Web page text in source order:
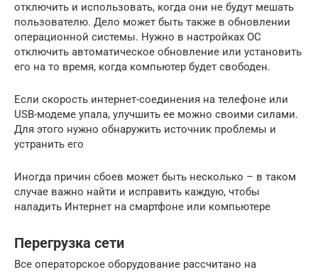
отключить и использовать, когда они не будут мешать
пользователю. Дело может быть также в обновлении
операционной системы. Нужно в настройках ОС
отключить автоматическое обновление или установить
его на то время, когда компьютер будет свободен.
Если скорость интернет-соединения на телефоне или
USB-модеме упала, улучшить ее можно своими силами.
Для этого нужно обнаружить источник проблемы и
устранить его
Иногда причин сбоев может быть несколько – в таком
случае важно найти и исправить каждую, чтобы
наладить Интернет на смартфоне или компьютере
Перегрузка сети
Все операторское оборудование рассчитано на